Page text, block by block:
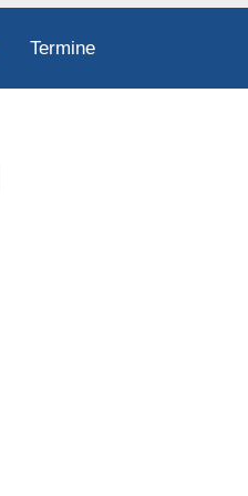
Termine